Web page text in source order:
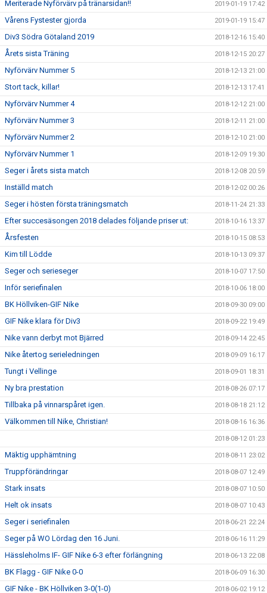
Meriterade Nyförvärv på tränarsidan!! 2019-01-19 17:42
Vårens Fystester gjorda 2019-01-19 15:47
Div3 Södra Götaland 2019 2018-12-16 15:40
Årets sista Träning 2018-12-15 20:27
Nyförvärv Nummer 5 2018-12-13 21:00
Stort tack, killar! 2018-12-13 17:41
Nyförvärv Nummer 4 2018-12-12 21:00
Nyförvärv Nummer 3 2018-12-11 21:00
Nyförvärv Nummer 2 2018-12-10 21:00
Nyförvärv Nummer 1 2018-12-09 19:30
Seger i årets sista match 2018-12-08 20:59
Inställd match 2018-12-02 00:26
Seger i hösten första träningsmatch 2018-11-24 21:33
Efter succesäsongen 2018 delades följande priser ut: 2018-10-16 13:37
Årsfesten 2018-10-15 08:53
Kim till Lödde 2018-10-13 09:37
Seger och serieseger 2018-10-07 17:50
Inför seriefinalen 2018-10-06 18:00
BK Höllviken-GIF Nike 2018-09-30 09:00
GIF Nike klara för Div3 2018-09-22 19:49
Nike vann derbyt mot Bjärred 2018-09-14 22:45
Nike återtog serieledningen 2018-09-09 16:17
Tungt i Vellinge 2018-09-01 18:31
Ny bra prestation 2018-08-26 07:17
Tillbaka på vinnarspåret igen. 2018-08-18 21:12
Välkommen till Nike, Christian! 2018-08-16 16:36
2018-08-12 01:23
Mäktig upphämtning 2018-08-11 23:02
Truppförändringar 2018-08-07 12:49
Stark insats 2018-08-07 10:50
Helt ok insats 2018-08-07 10:43
Seger i seriefinalen 2018-06-21 22:24
Seger på WO Lördag den 16 Juni. 2018-06-16 11:29
Hässleholms IF- GIF Nike 6-3 efter förlängning 2018-06-13 22:08
BK Flagg - GIF Nike 0-0 2018-06-09 16:30
GIF Nike - BK Höllviken 3-0(1-0) 2018-06-02 19:12